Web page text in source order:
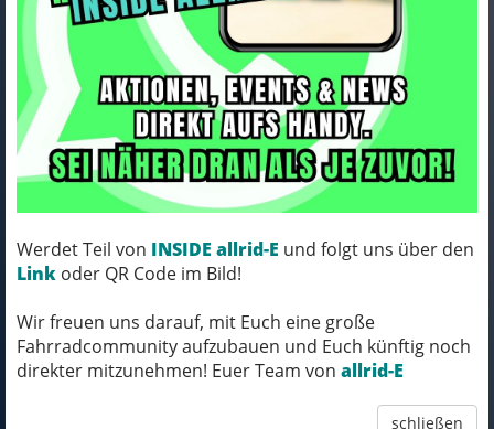
Werdet Teil von INSIDE allrid-E und folgt uns über den
Link oder QR Code im Bild!
Wir freuen uns darauf, mit Euch eine große
Fahrradcommunity aufzubauen und Euch künftig noch
direkter mitzunehmen! Euer Team von allrid-E
schließen
ORTLIEB Flap High-Vis for Vario
26L black reflective
Art.Nr. F77160
Farbe: black reflective
MICH KANNST DU BESTELLEN - MIT